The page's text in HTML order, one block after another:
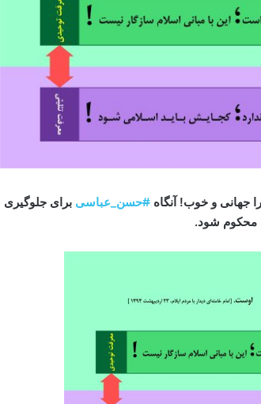
جهانی و خوب! آنگاه #حسن_عباسی‌ برای جلوگیری